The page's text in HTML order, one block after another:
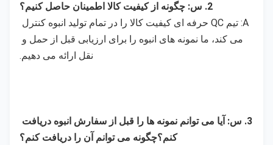
2. س: چگونه از کیفیت کالا اطمینان حاصل کنیم؟
نقل ارائه می دهیم.
کنم؟چگونه می توانم آن را دریافت کنم؟